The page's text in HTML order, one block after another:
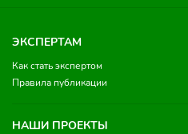
ЭКСПЕРТАМ
Как стать экспертом
Правила публикации
НАШИ ПРОЕКТЫ